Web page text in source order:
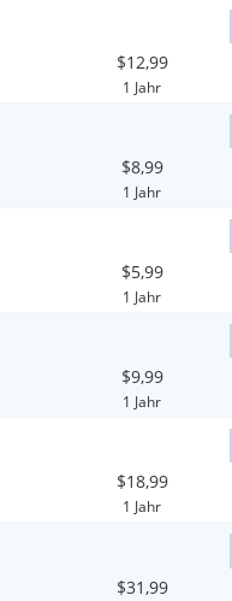
$12,99
1 Jahr
$8,99
1 Jahr
$5,99
1 Jahr
$9,99
1 Jahr
$18,99
1 Jahr
$31,99